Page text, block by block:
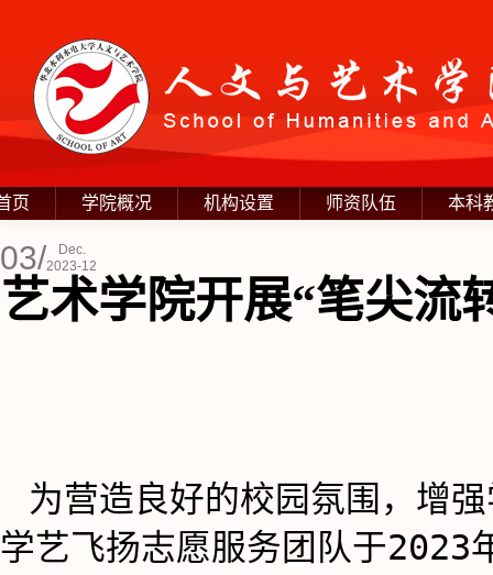
页 学院概况 机构设置 师资队伍 本科
03/
Dec.
2023-12
艺术学院开展“笔尖流
为营造良好的校园氛围，增
学艺飞扬志愿服务团队于2023